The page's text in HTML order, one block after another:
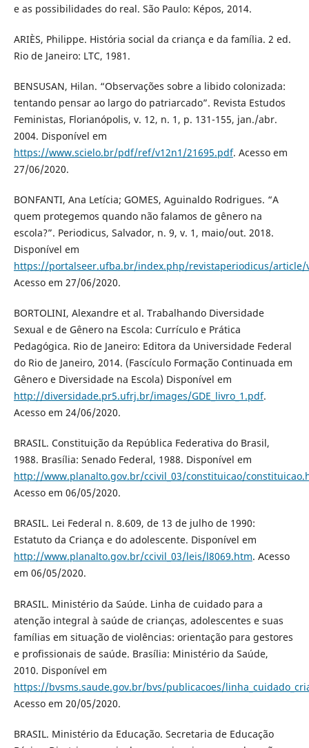
e as possibilidades do real. São Paulo: Képos, 2014.
ARIÈS, Philippe. História social da criança e da família. 2 ed.
Rio de Janeiro: LTC, 1981.
BENSUSAN, Hilan. “Observações sobre a libido colonizada:
tentando pensar ao largo do patriarcado”. Revista Estudos
Feministas, Florianópolis, v. 12, n. 1, p. 131-155, jan./abr.
2004. Disponível em
https://www.scielo.br/pdf/ref/v12n1/21695.pdf. Acesso em
27/06/2020.
BONFANTI, Ana Letícia; GOMES, Aguinaldo Rodrigues. “A
quem protegemos quando não falamos de gênero na
escola?”. Periodicus, Salvador, n. 9, v. 1, maio/out. 2018.
Disponível em
https://portalseer.ufba.br/index.php/revistaperiodicus/article/
Acesso em 27/06/2020.
BORTOLINI, Alexandre et al. Trabalhando Diversidade
Sexual e de Gênero na Escola: Currículo e Prática
Pedagógica. Rio de Janeiro: Editora da Universidade Federal
do Rio de Janeiro, 2014. (Fascículo Formação Continuada em
Gênero e Diversidade na Escola) Disponível em
http://diversidade.pr5.ufrj.br/images/GDE_livro_1.pdf.
Acesso em 24/06/2020.
BRASIL. Constituição da República Federativa do Brasil,
1988. Brasília: Senado Federal, 1988. Disponível em
http://www.planalto.gov.br/ccivil_03/constituicao/
Acesso em 06/05/2020.
BRASIL. Lei Federal n. 8.609, de 13 de julho de 1990:
Estatuto da Criança e do adolescente. Disponível em
http://www.planalto.gov.br/ccivil_03/leis/l8069.htm. Acesso
em 06/05/2020.
BRASIL. Ministério da Saúde. Linha de cuidado para a
atenção integral à saúde de crianças, adolescentes e suas
famílias em situação de violências: orientação para gestores
e profissionais de saúde. Brasília: Ministério da Saúde,
2010. Disponível em
https://bvsms.saude.gov.br/bvs/publicacoes/
Acesso em 20/05/2020.
BRASIL. Ministério da Educação. Secretaria de Educação